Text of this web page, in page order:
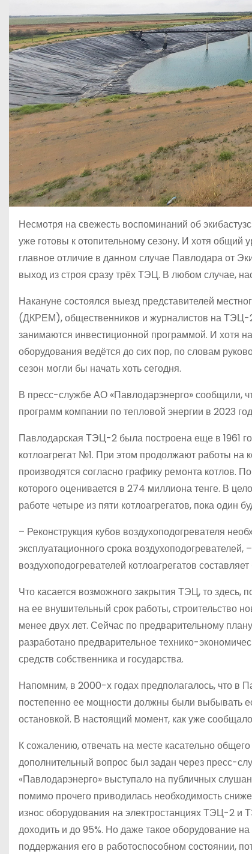
Несмотря на свежесть воспоминаний об
уже готовы к отопительному сезону. И хотя общий
главное отличие в данном случае Павлодара от
выход из строя сразу трёх ТЭЦ. В любом случае,
Накануне состоялся выезд представителей
(ДКРЕМ), общественников и журналистов на
занимаются инвестиционной программой. И хотя
оборудования ведётся до сих пор, по словам
сезон могли бы начать хоть сегодня.
В пресс-службе АО «Павлодар­энерго» сообщили,
программ компании по тепловой энергии в 2023
Павлодарская ТЭЦ-2 была построена еще в 1961
котлоагрегат №1. При этом продолжают работы
производятся согласно графику ремонта котлов.
которого оценивается в 274 миллиона тенге. В
работе четыре из пяти котлоагрегатов, пока один
– Реконструкция кубов воздухоподогревателя
эксплуатационного срока
воздухоподогревателей котлоагрегатов
Что касается возможного закрытия ТЭЦ, то здесь,
на ее внушительный срок работы, строительство
менее двух лет. Сейчас по предварительному
разработано предварительное технико-
средств собственника и государства.
Напомним, в 2000-х годах предполагалось, что
постепенно ее мощности должны были выбывать
остановкой. В настоящий момент, как уже
К сожалению, отвечать на месте касательно
дополнительный вопрос был задан через пресс-
«Павлодарэнерго» выступало на публичных
помимо прочего приводилась необходимость
износ оборудования на электростанциях ТЭЦ-2 и
доходить и до 95%. Но даже такое оборудование
поддержания его в работоспособном состоянии,